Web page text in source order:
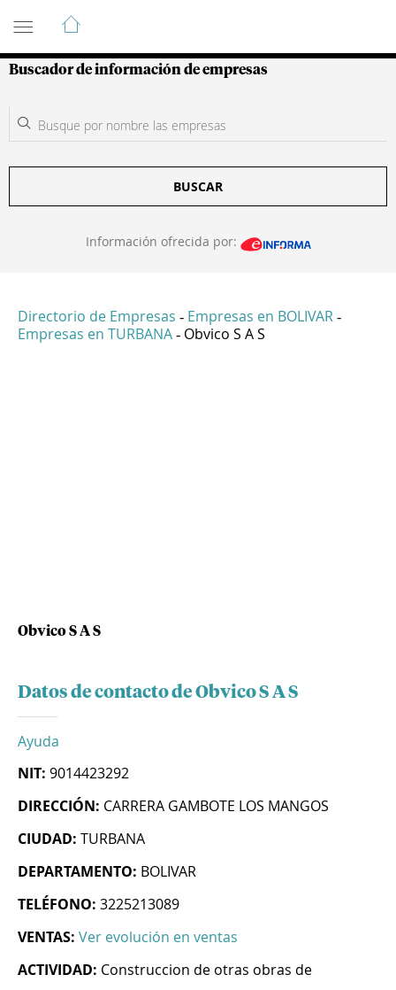
Guía de Empresas Colombianas
Buscador de información de empresas
BUSCAR
Información ofrecida por:
Directorio de Empresas - Empresas en BOLIVAR -
Empresas en TURBANA - Obvico S A S
Obvico S A S
Datos de contacto de Obvico S A S
Ayuda
NIT: 9014423292
DIRECCIÓN: CARRERA GAMBOTE LOS MANGOS
CIUDAD: TURBANA
DEPARTAMENTO: BOLIVAR
TELÉFONO: 3225213089
VENTAS: Ver evolución en ventas
ACTIVIDAD: Construccion de otras obras de